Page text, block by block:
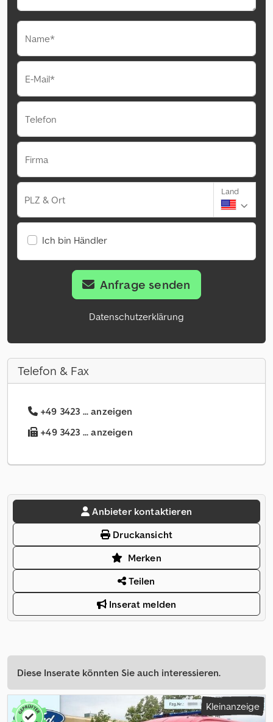
Name*
E-Mail*
Telefon
Firma
PLZ & Ort
Land
Ich bin Händler
Anfrage senden
Datenschutzerklärung
Telefon & Fax
+49 3423 ... anzeigen
+49 3423 ... anzeigen
Anbieter kontaktieren
Druckansicht
Merken
Teilen
Inserat melden
Diese Inserate könnten Sie auch interessieren.
Kleinanzeige